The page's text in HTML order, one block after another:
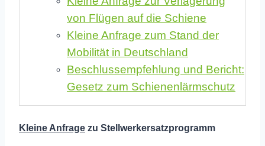
von Flügen auf die Schiene
Kleine Anfrage zum Stand der
Mobilität in Deutschland
Beschlussempfehlung und Bericht:
Gesetz zum Schienenlärmschutz
Kleine Anfrage zu Stellwerkersatzprogramm